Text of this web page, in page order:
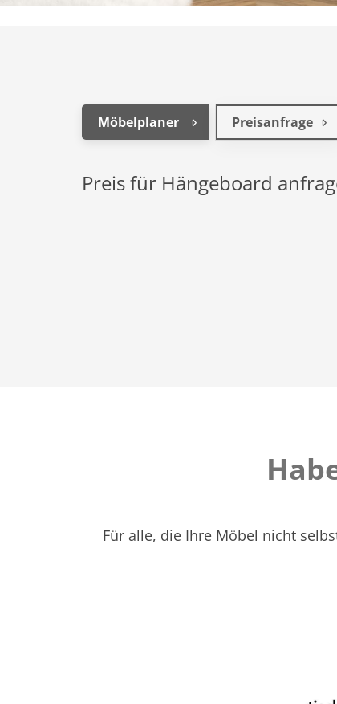
Möbelplaner Preisanfrage
Preis für Hängeboard
Für alle, die Ihre Möbel nicht